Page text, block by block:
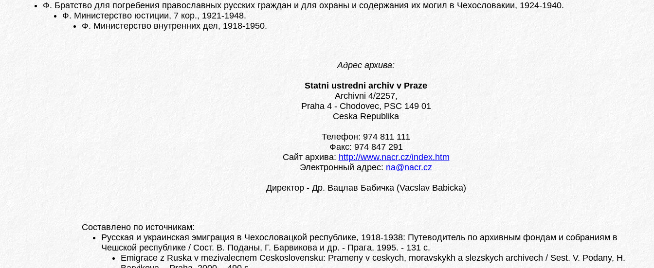
Ф. Братство для погребения православных русских граждан и для охраны и содержания их могил в Чехословакии, 1924-1940.
Ф. Министерство юстиции, 7 кор., 1921-1948.
Ф. Министерство внутренних дел, 1918-1950.
Адрес архива:
Statni ustredni archiv v Praze
Archivni 4/2257,
Praha 4 - Chodovec, PSC 149 01
Ceska Republika
Телефон: 974 811 111
Факс: 974 847 291
Сайт архива: http://www.nacr.cz/index.htm
Электронный адрес: na@nacr.cz
Директор - Др. Вацлав Бабичка (Vacslav Babicka)
Составлено по источникам:
Русская и украинская эмиграция в Чехословацкой республике, 1918-1938: Путеводитель по архивным фондам и собраниям в
Чешской республике / Сост. В. Поданы, Г. Барвикова и др. - Прага, 1995. - 131 с.
Emigrace z Ruska v mezivalecnem Ceskoslovensku: Prameny v ceskych, moravskykh a slezskych archivech / Sest. V. Podany, H.